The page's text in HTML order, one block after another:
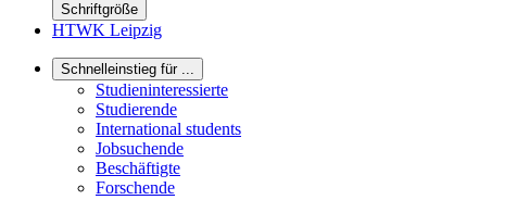
Schriftgröße
HTWK Leipzig
Schnelleinstieg für ...
Studieninteressierte
Studierende
International students
Jobsuchende
Beschäftigte
Forschende